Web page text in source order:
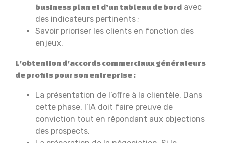
business plan et d’un tableau de bord avec
des indicateurs pertinents ;
Savoir prioriser les clients en fonction des
enjeux.
L’obtention d’accords commerciaux générateurs
de profits pour son entreprise :
La présentation de l’offre à la clientèle. Dans
cette phase, l’IA doit faire preuve de
conviction tout en répondant aux objections
des prospects.